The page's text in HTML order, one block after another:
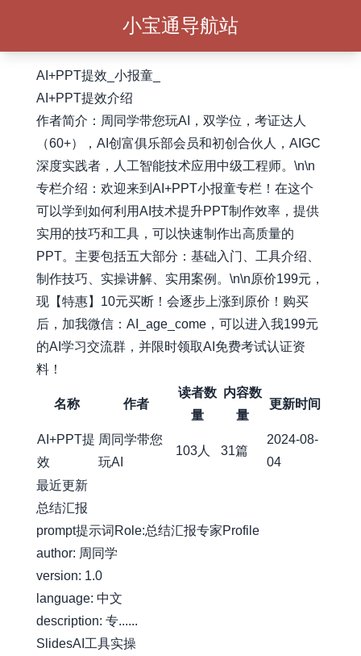
小宝通导航站
AI+PPT提效_小报童_
AI+PPT提效介绍
作者简介：周同学带您玩AI，双学位，考证达人
（60+），AI创富俱乐部会员和初创合伙人，AIGC
深度实践者，人工智能技术应用中级工程师。\n\n
专栏介绍：欢迎来到AI+PPT小报童专栏！在这个
可以学到如何利用AI技术提升PPT制作效率，提供
实用的技巧和工具，可以快速制作出高质量的
PPT。主要包括五大部分：基础入门、工具介绍、
制作技巧、实操讲解、实用案例。\n\n原价199元，
现【特惠】10元买断！会逐步上涨到原价！购买
后，加我微信：AI_age_come，可以进入我199元
的AI学习交流群，并限时领取AI免费考试认证资
料！
名称 作者
读者数
量
内容数
量
更新时间
AI+PPT提
效
周同学带您
玩AI
103人 31篇
2024-08-
04
最近更新
总结汇报
prompt提示词Role:总结汇报专家Profile
author: 周同学
version: 1.0
language: 中文
description: 专......
SlidesAI工具实操